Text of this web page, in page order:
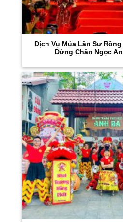
Dịch Vụ Múa Lân Sư
Dừng Chân Ngọc